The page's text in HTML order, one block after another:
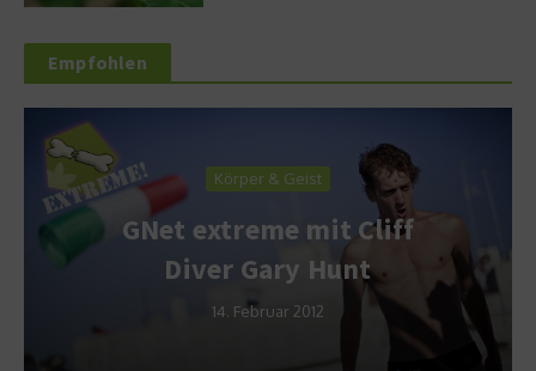
Empfohlen
Körper & Geist
GNet extreme mit Cliff
Diver Gary Hunt
14. Februar 2012